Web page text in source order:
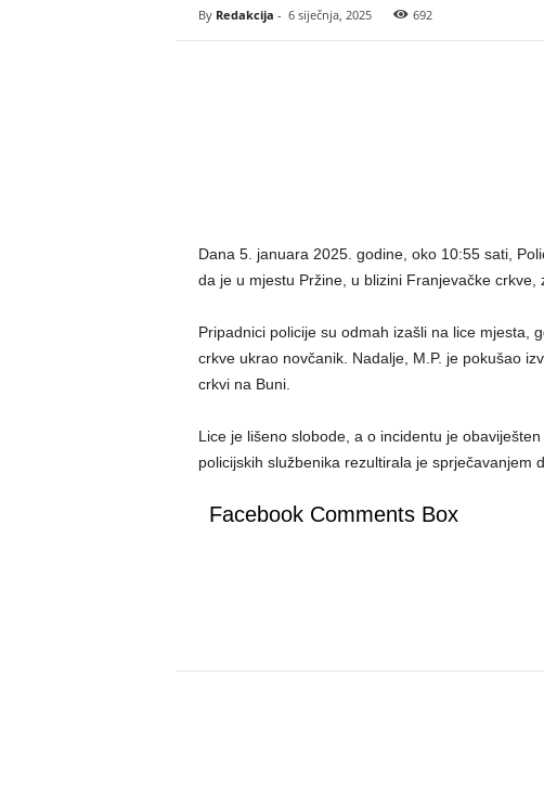
By Redakcija - 6 siječnja, 2025 692
Dana 5. januara 2025. godine, oko 10:55 sati,
da je u mjestu Pržine, u blizini Franjevačke
Pripadnici policije su odmah izašli na lice mjesta,
crkve ukrao novčanik. Nadalje, M.P. je pokušao
crkvi na Buni.
Lice je lišeno slobode, a o incidentu je
policijskih službenika rezultirala je sprječavanjem
Facebook Comments Box